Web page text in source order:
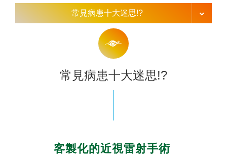
常見病患十大迷思!?
常見病患十大迷思!?
客製化的近視雷射手術